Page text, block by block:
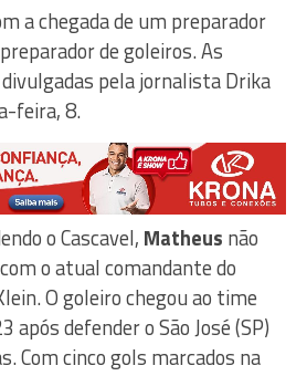
a chegada de um preparador
de goleiros. As
pela jornalista Drika
feira, 8.
o Cascavel, Matheus não
o atual comandante do
O goleiro chegou ao time
após defender o São José (SP)
Com cinco gols marcados na